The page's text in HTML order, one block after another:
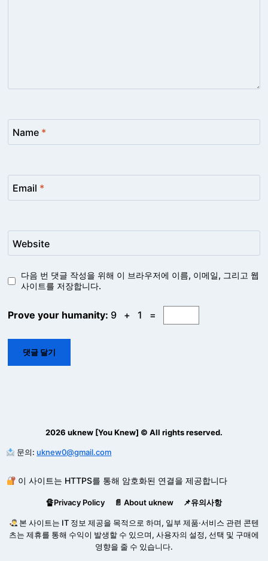
Name *
Email *
Website
다음 번 댓글 작성을 위해 이 브라우저에 이름, 이메일, 그리고 웹
사이트를 저장합니다.
Prove your humanity: 9 + 1 =
2026 uknew [You Knew] © All rights reserved.
문의: uknew0@gmail.com
이 사이트는 HTTPS를 통해 암호화된 연결을 제공합니다
🔏Privacy Policy 📄 About uknew 📌유의사항
본 사이트는 IT 정보 제공을 목적으로 하며, 일부 제품·서비스 관련 콘텐
츠는 제휴를 통해 수익이 발생할 수 있으며, 사용자의 설정, 선택 및 구매에
영향을 줄 수 있습니다.